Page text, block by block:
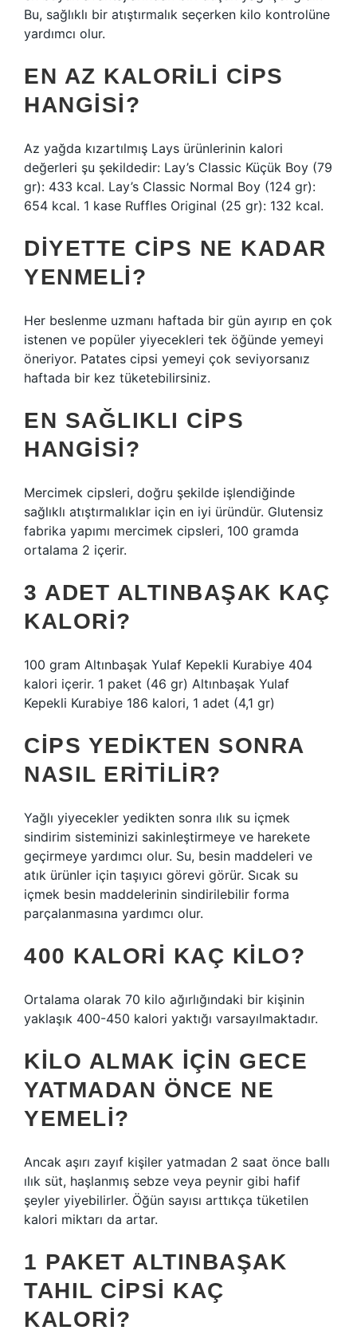
Bu, sağlıklı bir atıştırmalık seçerken kilo kontrolüne
yardımcı olur.
EN AZ KALORILI CIPS
HANGISI?
Az yağda kızartılmış Lays ürünlerinin kalori
değerleri şu şekildedir: Lay’s Classic Küçük Boy (79
gr): 433 kcal. Lay’s Classic Normal Boy (124 gr):
654 kcal. 1 kase Ruffles Original (25 gr): 132 kcal.
DIYETTE CIPS NE KADAR
YENMELI?
Her beslenme uzmanı haftada bir gün ayırıp en çok
istenen ve popüler yiyecekleri tek öğünde yemeyi
öneriyor. Patates cipsi yemeyi çok seviyorsanız
haftada bir kez tüketebilirsiniz.
EN SAĞLIKLI CIPS
HANGISI?
Mercimek cipsleri, doğru şekilde işlendiğinde
sağlıklı atıştırmalıklar için en iyi üründür. Glutensiz
fabrika yapımı mercimek cipsleri, 100 gramda
ortalama 2 içerir.
3 ADET ALTINBAŞAK KAÇ
KALORI?
100 gram Altınbaşak Yulaf Kepekli Kurabiye 404
kalori içerir. 1 paket (46 gr) Altınbaşak Yulaf
Kepekli Kurabiye 186 kalori, 1 adet (4,1 gr)
CIPS YEDIKTEN SONRA
NASIL ERITILIR?
Yağlı yiyecekler yedikten sonra ılık su içmek
sindirim sisteminizi sakinleştirmeye ve harekete
geçirmeye yardımcı olur. Su, besin maddeleri ve
atık ürünler için taşıyıcı görevi görür. Sıcak su
içmek besin maddelerinin sindirilebilir forma
parçalanmasına yardımcı olur.
400 KALORI KAÇ KILO?
Ortalama olarak 70 kilo ağırlığındaki bir kişinin
yaklaşık 400-450 kalori yaktığı varsayılmaktadır.
KILO ALMAK IÇIN GECE
YATMADAN ÖNCE NE
YEMELI?
Ancak aşırı zayıf kişiler yatmadan 2 saat önce ballı
ılık süt, haşlanmış sebze veya peynir gibi hafif
şeyler yiyebilirler. Öğün sayısı arttıkça tüketilen
kalori miktarı da artar.
1 PAKET ALTINBAŞAK
TAHIL CIPSI KAÇ
KALORI?